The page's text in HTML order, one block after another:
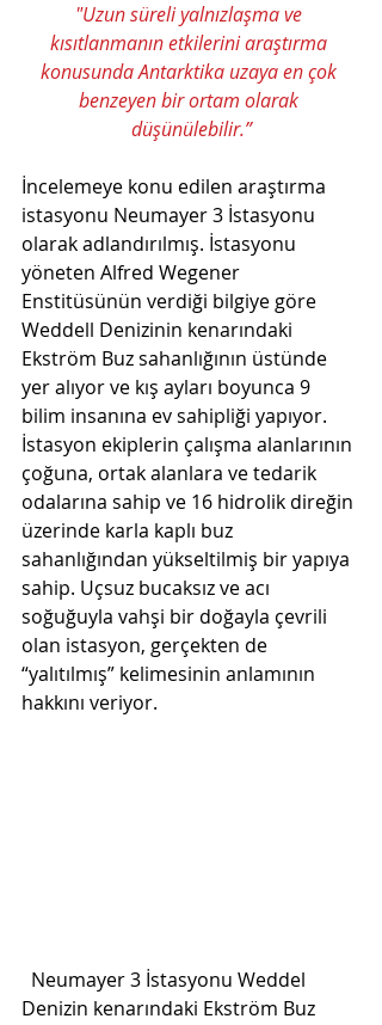
"Uzun süreli yalnızlaşma ve
kısıtlanmanın etkilerini araştırma
konusunda Antarktika uzaya en çok
benzeyen bir ortam olarak
düşünülebilir.”
İncelemeye konu edilen araştırma
istasyonu Neumayer 3 İstasyonu
olarak adlandırılmış. İstasyonu
yöneten Alfred Wegener
Enstitüsünün verdiği bilgiye göre
Weddell Denizinin kenarındaki
Ekström Buz sahanlığının üstünde
yer alıyor ve kış ayları boyunca 9
bilim insanına ev sahipliği yapıyor.
İstasyon ekiplerin çalışma alanlarının
çoğuna, ortak alanlara ve tedarik
odalarına sahip ve 16 hidrolik direğin
üzerinde karla kaplı buz
sahanlığından yükseltilmiş bir yapıya
sahip. Uçsuz bucaksız ve acı
soğuğuyla vahşi bir doğayla çevrili
olan istasyon, gerçekten de
“yalıtılmış” kelimesinin anlamının
hakkını veriyor.
Denizin kenarındaki Ekström Buz